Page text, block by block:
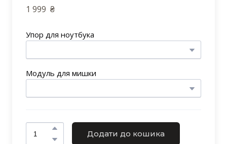
1 999  ₴
Упор для ноутбука
Модуль для мишки
Додати до кошика